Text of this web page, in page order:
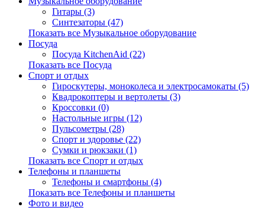
Гитары (3)
Синтезаторы (47)
Показать все Музыкальное оборудование
Посуда
Посуда KitchenAid (22)
Показать все Посуда
Спорт и отдых
Гироскутеры, моноколеса и электросамокаты (5)
Квадрокоптеры и вертолеты (3)
Кроссовки (0)
Настольные игры (12)
Пульсометры (28)
Спорт и здоровье (22)
Сумки и рюкзаки (1)
Показать все Спорт и отдых
Телефоны и планшеты
Телефоны и смартфоны (4)
Показать все Телефоны и планшеты
Фото и видео